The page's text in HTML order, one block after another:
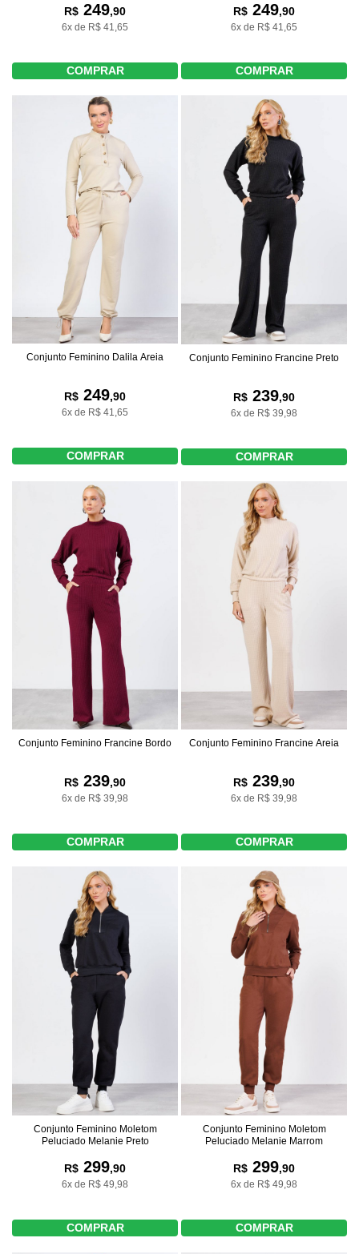
R$ 249,90
6x de R$ 41,65
COMPRAR
R$ 249,90
6x de R$ 41,65
COMPRAR
Conjunto Feminino Dalila Areia
R$ 249,90
6x de R$ 41,65
COMPRAR
Conjunto Feminino Francine Preto
R$ 239,90
6x de R$ 39,98
COMPRAR
Conjunto Feminino Francine Bordo
R$ 239,90
6x de R$ 39,98
COMPRAR
Conjunto Feminino Francine Areia
R$ 239,90
6x de R$ 39,98
COMPRAR
Conjunto Feminino Moletom
Peluciado Melanie Preto
R$ 299,90
6x de R$ 49,98
COMPRAR
Conjunto Feminino Moletom
Peluciado Melanie Marrom
R$ 299,90
6x de R$ 49,98
COMPRAR